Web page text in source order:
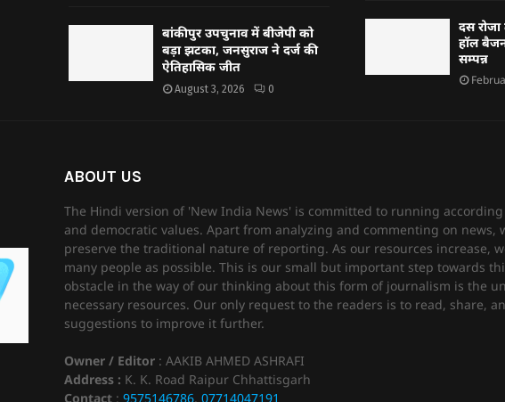
बांकीपुर उपचुनाव में बीजेपी को
बड़ा झटका, जनसुराज ने दर्ज की
ऐतिहासिक जीत
August 3, 2026 0
दस
हॉल
सम्पन्न
ABOUT US
The Hindi version of 'New India News' is committed to running
and democratic values. Apart from analyzing and commenting on news,
preserve the traditional nature of reporting. As our resources increase,
many people as possible. This is our small but important step towards
obstacle in the way of our thinking about this form of journalism is the
necessary resources. Our only request to the readers is to read, share,
suggestions to improve it further.
Owner / Editor : AAKIB AHMED ASHRAFI
Address : K. K. Road Raipur Chhattisgarh
Contact: 9575146786, 07714047191